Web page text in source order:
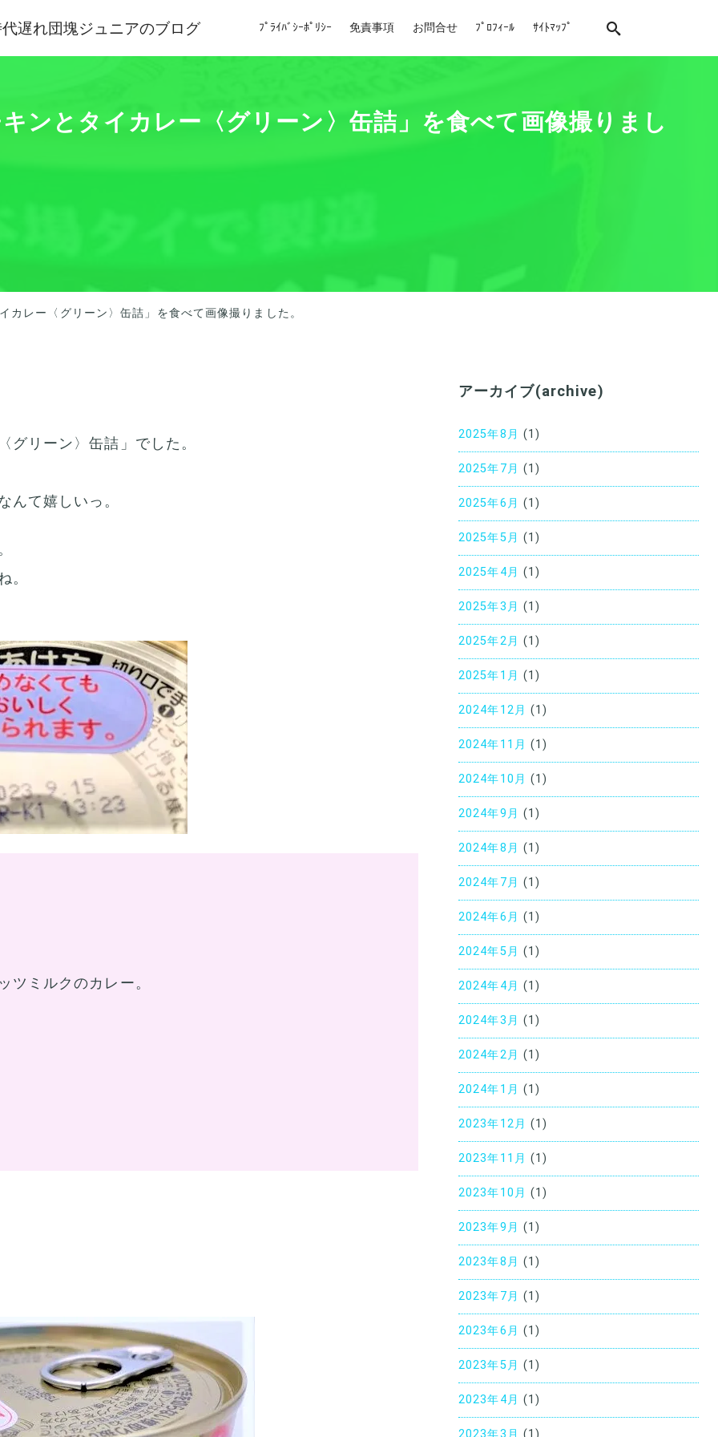
遅れ団塊ジュニアのブログ ﾌﾟﾗｲﾊﾞｼｰﾎﾟﾘｼｰ 免責事項 お問合せ ﾌﾟﾛﾌｨｰﾙ ｻｲﾄﾏｯﾌﾟ
ンとタイカレー〈グリーン〉缶詰」を食べて画像撮りまし
レー〈グリーン〉缶詰」を食べて画像撮りました。
グリーン〉缶詰」でした。
んて嬉しいっ。
。
ツミルクのカレー。
アーカイブ(archive)
2025年8月 (1)
2025年7月 (1)
2025年6月 (1)
2025年5月 (1)
2025年4月 (1)
2025年3月 (1)
2025年2月 (1)
2025年1月 (1)
2024年12月 (1)
2024年11月 (1)
2024年10月 (1)
2024年9月 (1)
2024年8月 (1)
2024年7月 (1)
2024年6月 (1)
2024年5月 (1)
2024年4月 (1)
2024年3月 (1)
2024年2月 (1)
2024年1月 (1)
2023年12月 (1)
2023年11月 (1)
2023年10月 (1)
2023年9月 (1)
2023年8月 (1)
2023年7月 (1)
2023年6月 (1)
2023年5月 (1)
2023年4月 (1)
2023年3月 (1)